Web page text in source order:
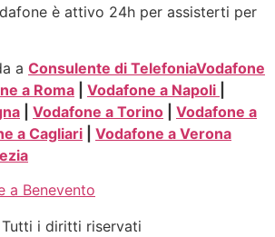
è attivo 24h per assisterti per
a Consulente di TelefoniaVodafone
a Roma Vodafone a Napoli
Vodafone a Torino
Vodafone a
a Cagliari
Vodafone a Verona
a Benevento
Tutti i diritti riservati